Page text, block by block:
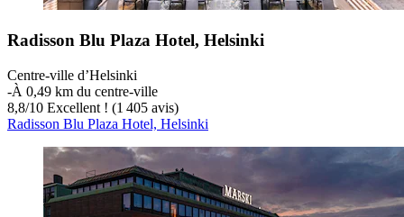
Radisson Blu Plaza Hotel, Helsinki
Centre-ville d’Helsinki
‐À 0,49 km du centre-ville
8,8/10 Excellent ! (1 405 avis)
Radisson Blu Plaza Hotel, Helsinki